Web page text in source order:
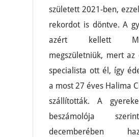
született 2021-ben,
rekordot is döntve. A
azért kellett
megszületniük, mert
specialista ott él, így
a most 27 éves Halima
szállították. A
beszámolója
decemberében